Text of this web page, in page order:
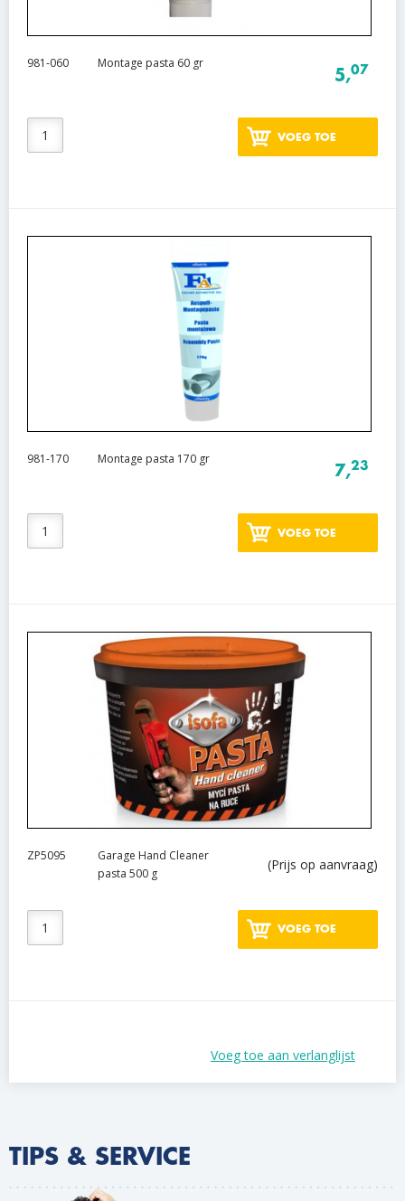
981-060 Montage pasta 60 gr
5,07
VOEG TOE
981-170 Montage pasta 170 gr
7,23
VOEG TOE
ZP5095
Garage Hand Cleaner
pasta 500 g
(Prijs op aanvraag)
VOEG TOE
Voeg toe aan verlanglijst
TIPS & SERVICE